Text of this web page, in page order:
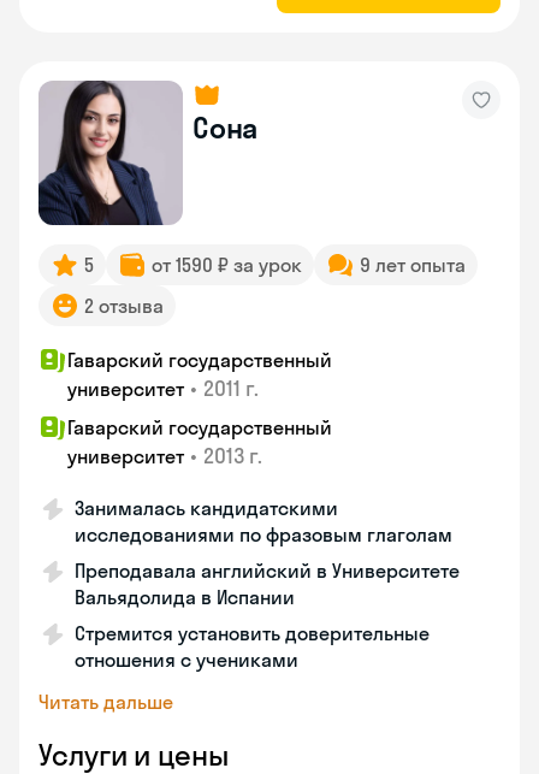
Сона
5 от 1590 ₽ за урок
9 лет опыта
2 отзыва
Гаварский государственный
университет • 2011 г.
Гаварский государственный
университет • 2013 г.
Занималась кандидатскими
исследованиями по фразовым глаголам
Преподавала английский в Университете
Вальядолида в Испании
Стремится установить доверительные
отношения с учениками
Читать дальше
Услуги и цены